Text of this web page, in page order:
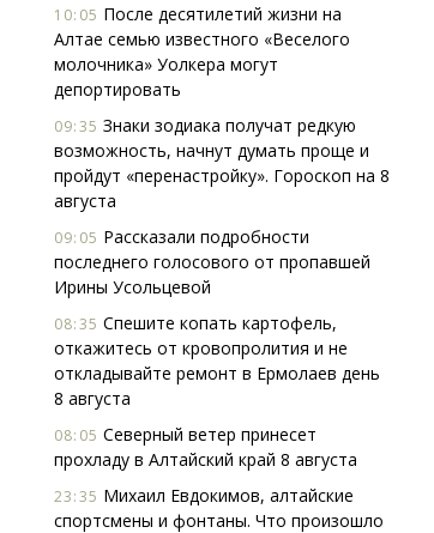
10:05 После десятилетий жизни на
Алтае семью известного «Веселого
молочника» Уолкера могут
депортировать
09:35 Знаки зодиака получат редкую
возможность, начнут думать проще и
пройдут «перенастройку». Гороскоп на 8
августа
09:05 Рассказали подробности
последнего голосового от пропавшей
Ирины Усольцевой
08:35 Спешите копать картофель,
откажитесь от кровопролития и не
откладывайте ремонт в Ермолаев день
8 августа
08:05 Северный ветер принесет
прохладу в Алтайский край 8 августа
23:35 Михаил Евдокимов, алтайские
спортсмены и фонтаны. Что произошло